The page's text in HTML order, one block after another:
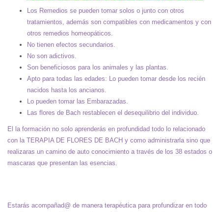
Los Remedios se pueden tomar solos o junto con otros
tratamientos, además son compatibles con medicamentos y con
otros remedios homeopáticos.
No tienen efectos secundarios.
No son adictivos.
Son beneficiosos para los animales y las plantas.
Apto para todas las edades: Lo pueden tomar desde los recién
nacidos hasta los ancianos.
Lo pueden tomar las Embarazadas.
Las flores de Bach restablecen el desequilibrio del individuo.
El la formación no solo aprenderás en profundidad todo lo relacionado
con la TERAPIA DE FLORES DE BACH y como administrarla sino que
realizaras un camino de auto conocimiento a través de los 38 estados o
mascaras que presentan las esencias.
Estarás acompañad@ de manera terapéutica para profundizar en todo